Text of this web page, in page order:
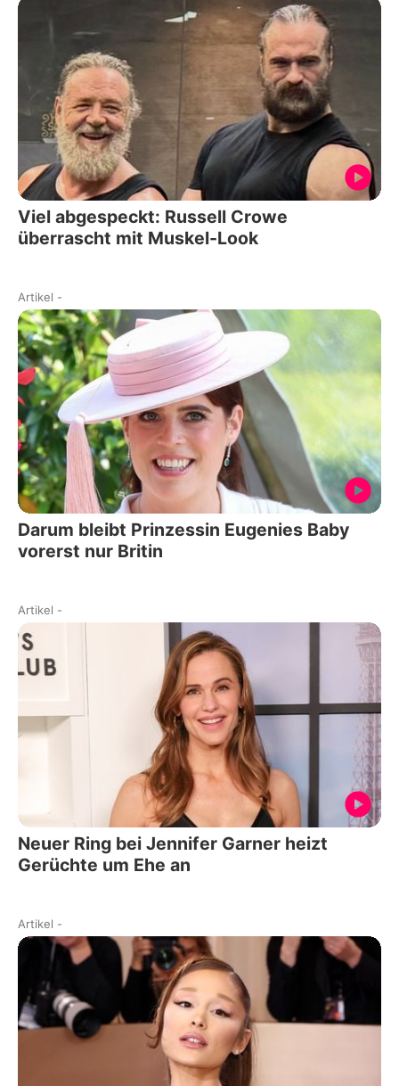
Viel abgespeckt: Russell Crowe
überrascht mit Muskel-Look
Artikel -
Darum bleibt Prinzessin Eugenies Baby
vorerst nur Britin
Artikel -
Neuer Ring bei Jennifer Garner heizt
Gerüchte um Ehe an
Artikel -